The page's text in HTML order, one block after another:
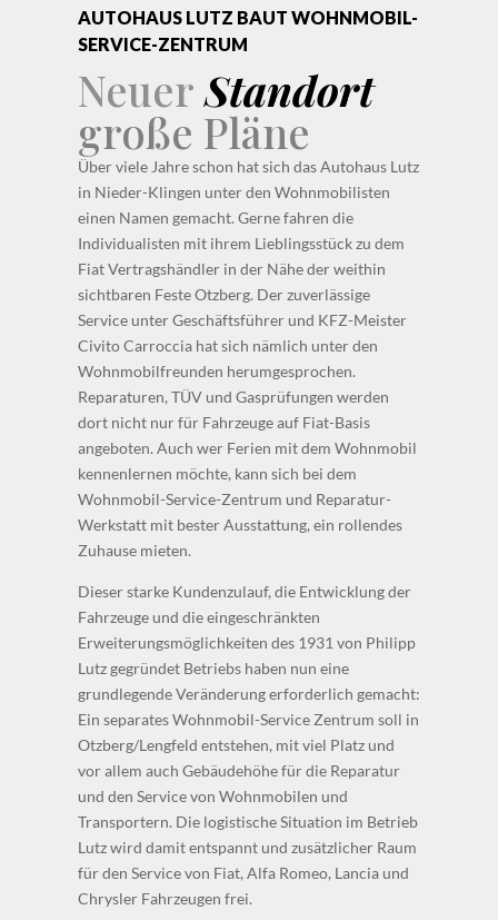
AUTOHAUS LUTZ BAUT WOHNMOBIL-
SERVICE-ZENTRUM
NeuerStandort
große Pläne
Über viele Jahre schon hat sich das Autohaus Lutz
in Nieder-Klingen unter den Wohnmobilisten
einen Namen gemacht. Gerne fahren die
Individualisten mit ihrem Lieblingsstück zu dem
Fiat Vertragshändler in der Nähe der weithin
sichtbaren Feste Otzberg. Der zuverlässige
Service unter Geschäftsführer und KFZ-Meister
Civito Carroccia hat sich nämlich unter den
Wohnmobilfreunden herumgesprochen.
Reparaturen, TÜV und Gasprüfungen werden
dort nicht nur für Fahrzeuge auf Fiat-Basis
angeboten. Auch wer Ferien mit dem Wohnmobil
kennenlernen möchte, kann sich bei dem
Wohnmobil-Service-Zentrum und Reparatur-
Werkstatt mit bester Ausstattung, ein rollendes
Zuhause mieten.
Dieser starke Kundenzulauf, die Entwicklung der
Fahrzeuge und die eingeschränkten
Erweiterungsmöglichkeiten des 1931 von Philipp
Lutz gegründet Betriebs haben nun eine
grundlegende Veränderung erforderlich gemacht:
Ein separates Wohnmobil-Service Zentrum soll in
Otzberg/Lengfeld entstehen, mit viel Platz und
vor allem auch Gebäudehöhe für die Reparatur
und den Service von Wohnmobilen und
Transportern. Die logistische Situation im Betrieb
Lutz wird damit entspannt und zusätzlicher Raum
für den Service von Fiat, Alfa Romeo, Lancia und
Chrysler Fahrzeugen frei.